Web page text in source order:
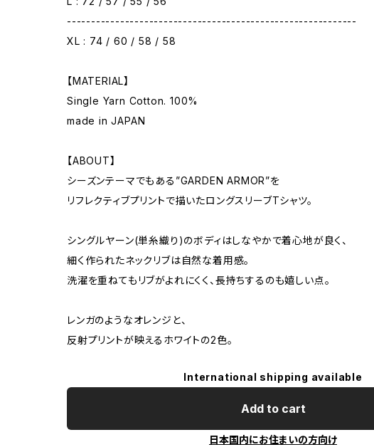
------------------------------------------------------------
XL : 74 / 60 / 58 / 58
【MATERIAL】
Single Yarn Cotton. 100%
made in JAPAN
【ABOUT】
シーズンテーマでもある”GARDEN ARMOR”を
リフレクティブプリントで描いたロングスリーブTシャツ。
シングルヤーン(単糸織り)のボディはしなやかで着心地が良く、
細く作られたネックリブは自然な着用感。
洗濯を重ねてもリブがよれにくく、長持ちするのも嬉しい点。
レンガのようなオレンジと、
反射プリントが映えるホワイトの2色。
International shipping available
Add to cart
日本国内にお住まいの方向け